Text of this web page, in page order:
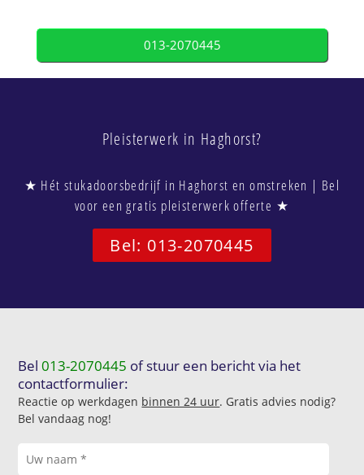
013-2070445
Pleisterwerk in Haghorst?
★ Hét stukadoorsbedrijf in Haghorst en omstreken | Bel
voor een gratis pleisterwerk offerte ★
Bel: 013-2070445
Bel013-2070445 of stuur een bericht via het
contactformulier:
Reactie op werkdagen binnen 24 uur. Gratis advies nodig?
Bel vandaag nog!